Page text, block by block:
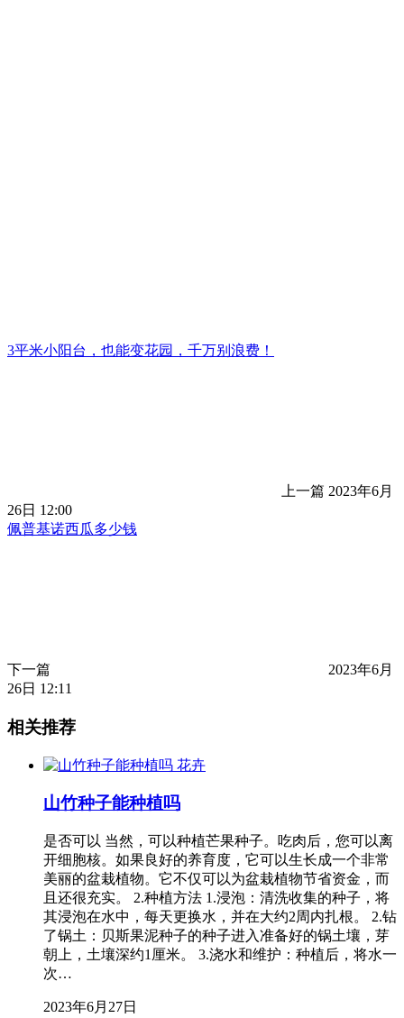
3平米小阳台，也能变花园，千万别浪费！
上一篇 2023年6月
26日 12:00
佩普基诺西瓜多少钱
下一篇
2023年6月
26日 12:11
相关推荐
花卉
山竹种子能种植吗
是否可以 当然，可以种植芒果种子。吃肉后，您可以离
开细胞核。如果良好的养育度，它可以生长成一个非常
美丽的盆栽植物。它不仅可以为盆栽植物节省资金，而
且还很充实。 2.种植方法 1.浸泡：清洗收集的种子，将
其浸泡在水中，每天更换水，并在大约2周内扎根。 2.钻
了锅土：贝斯果泥种子的种子进入准备好的锅土壤，芽
朝上，土壤深约1厘米。 3.浇水和维护：种植后，将水一
次…
2023年6月27日